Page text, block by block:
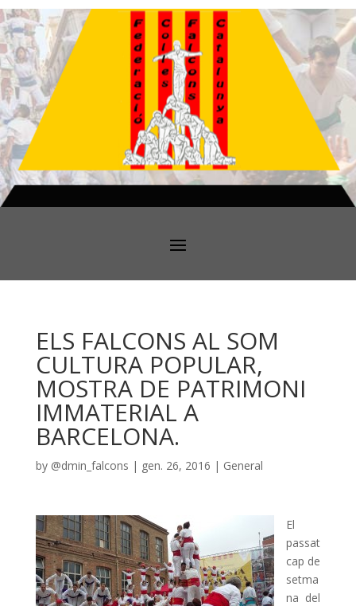
ELS FALCONS AL SOM
CULTURA POPULAR,
MOSTRA DE PATRIMONI
IMMATERIAL A
BARCELONA.
by @dmin_falcons | gen. 26, 2016 | General
El
passat
cap de
setma
na del